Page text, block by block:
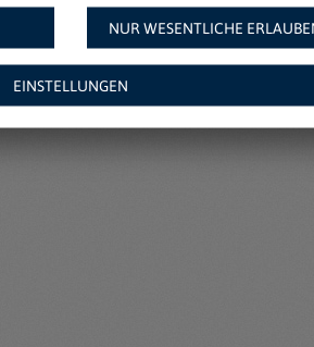
NUR WESENTLICHE
EINSTELLUNGEN